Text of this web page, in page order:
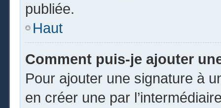
publiée.
Haut
Comment puis-je ajouter
Pour ajouter une signature à
en créer une par